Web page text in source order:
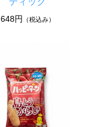
648円 （税込み）